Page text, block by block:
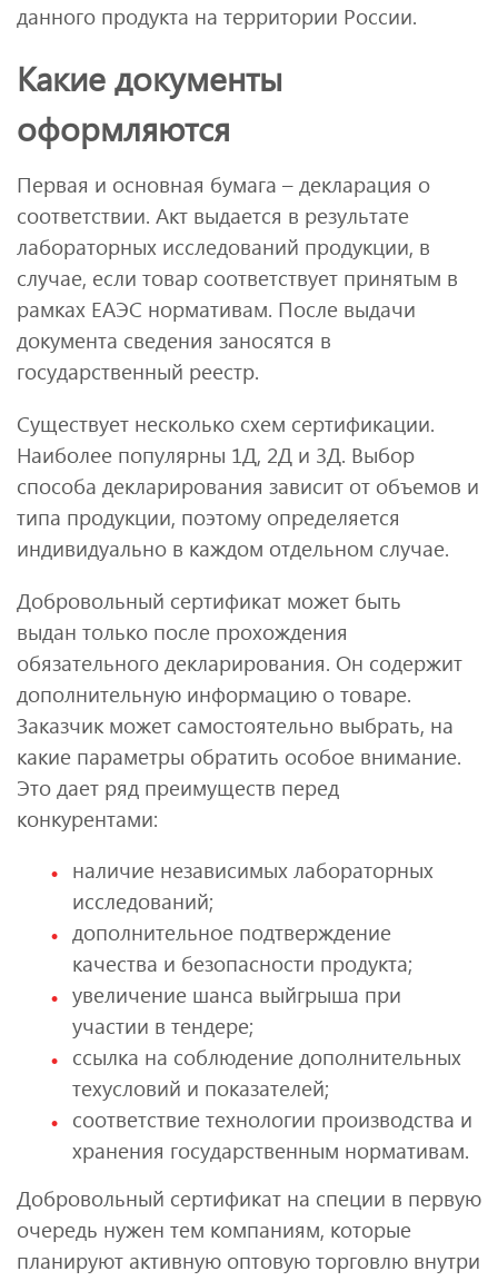
данного продукта на территории России.
Какие документы
оформляются
Первая и основная бумага – декларация о
соответствии. Акт выдается в результате
лабораторных исследований продукции, в
случае, если товар соответствует принятым в
рамках ЕАЭС нормативам. После выдачи
документа сведения заносятся в
государственный реестр.
Существует несколько схем сертификации.
Наиболее популярны 1Д, 2Д и 3Д. Выбор
способа декларирования зависит от объемов и
типа продукции, поэтому определяется
индивидуально в каждом отдельном случае.
Добровольный сертификат может быть
выдан только после прохождения
обязательного декларирования. Он содержит
дополнительную информацию о товаре.
Заказчик может самостоятельно выбрать, на
какие параметры обратить особое внимание.
Это дает ряд преимуществ перед
конкурентами:
наличие независимых лабораторных
исследований;
дополнительное подтверждение
качества и безопасности продукта;
увеличение шанса выйгрыша при
участии в тендере;
ссылка на соблюдение дополнительных
техусловий и показателей;
соответствие технологии производства и
хранения государственным нормативам.
Добровольный сертификат на специи в первую
очередь нужен тем компаниям, которые
планируют активную оптовую торговлю внутри